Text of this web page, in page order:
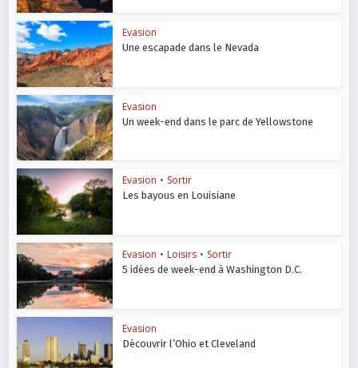
Evasion
Une escapade dans le Nevada
Evasion
Un week-end dans le parc de Yellowstone
Evasion • Sortir
Les bayous en Louisiane
Evasion • Loisirs • Sortir
5 idées de week-end à Washington D.C.
Evasion
Découvrir l’Ohio et Cleveland